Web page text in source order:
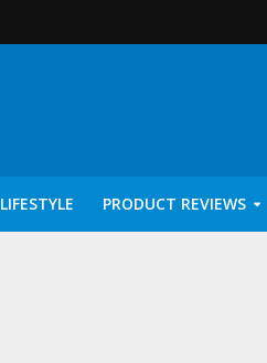
LIFESTYLE PRODUCT REVIEWS